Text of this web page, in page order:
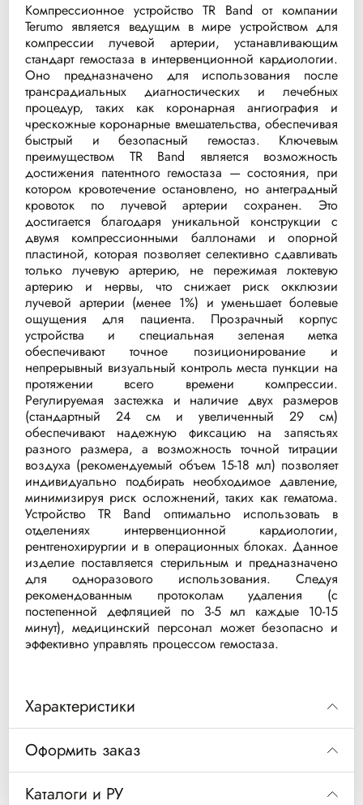
Характеристики
Оформить заказ
Каталоги и РУ
Компрессионное устройство TR Band от компании
Terumo является ведущим в мире устройством для
компрессии лучевой артерии, устанавливающим
стандарт гемостаза в интервенционной кардиологии.
Оно предназначено для использования после
трансрадиальных диагностических и лечебных
процедур, таких как коронарная ангиография и
чрескожные коронарные вмешательства, обеспечивая
быстрый и безопасный гемостаз. Ключевым
преимуществом TR Band является возможность
достижения патентного гемостаза — состояния, при
котором кровотечение остановлено, но антеградный
кровоток по лучевой артерии сохранен. Это
достигается благодаря уникальной конструкции с
двумя компрессионными баллонами и опорной
пластиной, которая позволяет селективно сдавливать
только лучевую артерию, не пережимая локтевую
артерию и нервы, что снижает риск окклюзии
лучевой артерии (менее 1%) и уменьшает болевые
ощущения для пациента. Прозрачный корпус
устройства и специальная зеленая метка
обеспечивают точное позиционирование и
непрерывный визуальный контроль места пункции на
протяжении всего времени компрессии.
Регулируемая застежка и наличие двух размеров
(стандартный 24 см и увеличенный 29 см)
обеспечивают надежную фиксацию на запястьях
разного размера, а возможность точной титрации
воздуха (рекомендуемый объем 15-18 мл) позволяет
индивидуально подбирать необходимое давление,
минимизируя риск осложнений, таких как гематома.
Устройство TR Band оптимально использовать в
отделениях интервенционной кардиологии,
рентгенохирургии и в операционных блоках. Данное
изделие поставляется стерильным и предназначено
для одноразового использования. Следуя
рекомендованным протоколам удаления (с
постепенной дефляцией по 3-5 мл каждые 10-15
минут), медицинский персонал может безопасно и
эффективно управлять процессом гемостаза.
Производитель
Модель TR Band
Код XXRF06